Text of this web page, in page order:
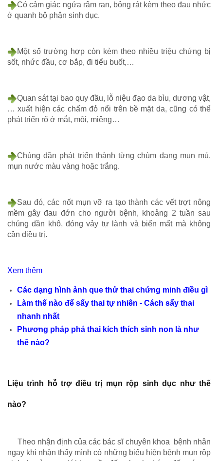
Có cảm giác ngứa râm ran, bỏng rát kèm theo đau nhức
ở quanh bộ phận sinh dục.
Một số trường hợp còn kèm theo nhiều triệu chứng bị
sốt, nhức đầu, cơ bắp, đi tiểu buốt,…
Quan sát tại bao quy đầu, lỗ niệu đạo da bìu, dương vật,
… xuất hiện các chấm đỏ nổi trên bề mặt da, cũng có thể
phát triển rõ ở mắt, môi, miệng…
Chúng dần phát triển thành từng chùm dạng mụn mủ,
mụn nước màu vàng hoặc trắng.
Sau đó, các nốt mụn vỡ ra tạo thành các vết trợt nông
mềm gây đau đớn cho người bệnh, khoảng 2 tuần sau
chúng dần khô, đóng vảy tự lành và biến mất mà không
cần điều trị.
Xem thêm
Các dạng hình ảnh que thử thai chứng minh điều gì
Làm thế nào để sẩy thai tự nhiên - Cách sẩy thai
nhanh nhất
Phương pháp phá thai kích thích sinh non là như
thế nào?
Liệu trình hỗ trợ điều trị mụn rộp sinh dục như thế
nào?
Theo nhận định của các bác sĩ chuyên khoa bệnh nhân
ngay khi nhận thấy mình có những biểu hiện bệnh mụn rộp